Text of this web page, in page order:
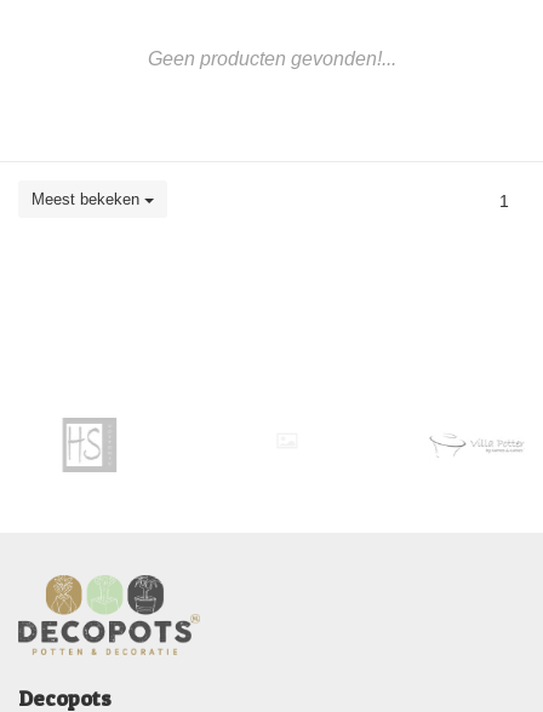
Geen producten gevonden!...
Meest bekeken 1
Decopots